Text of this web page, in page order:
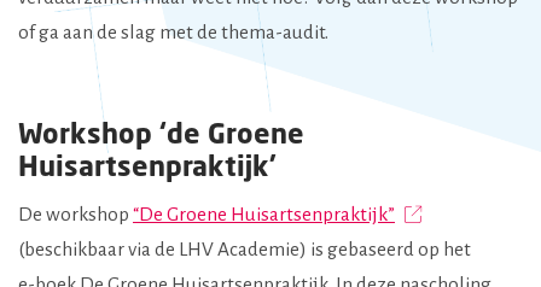
of ga aan de slag met de thema-audit.
Workshop ‘de Groene
Huisartsenpraktijk’
De workshop “De Groene Huisartsenpraktijk”
(beschikbaar via de LHV Academie) is gebaseerd op het